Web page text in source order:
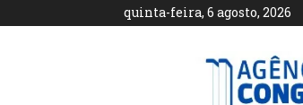
quinta-feira, 6 agosto, 2026
Agência